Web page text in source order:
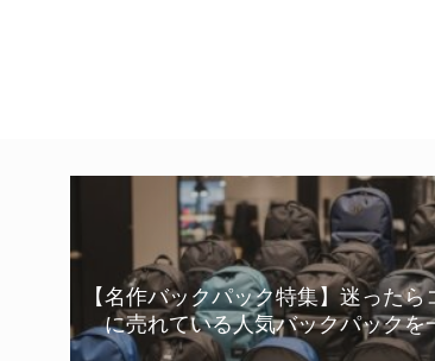
【名作バックパック特集】迷ったら
に売れている人気バックパックを